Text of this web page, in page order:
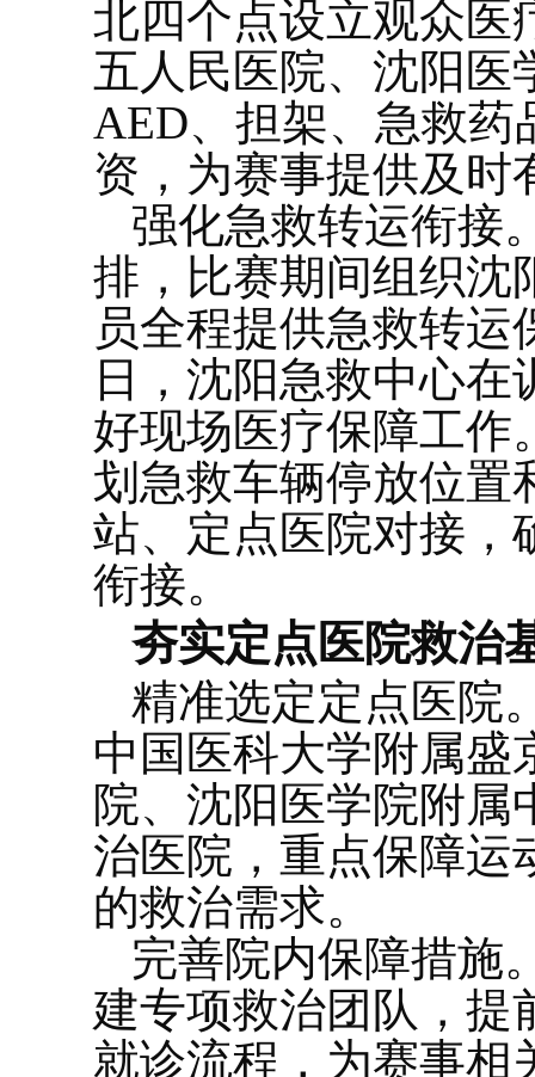
北四个点设立观众医
五人民医院、沈阳医
AED、担架、急救
资，为赛事提供及时
强化急救转运衔接
排，比赛期间组织沈
员全程提供急救转
日，沈阳急救中心
好现场医疗保障工作
划急救车辆停放位置
站、定点医院对接，
衔接。
夯实定点医院救治
精准选定定点医院
中国医科大学附属盛
院、沈阳医学院附属
治医院，重点保障运
的救治需求。
完善院内保障措施
建专项救治团队，提
就诊流程，为赛事相